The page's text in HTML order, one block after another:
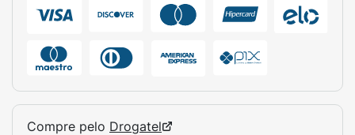
Compre pelo Drogatel